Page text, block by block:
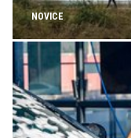
NOVICE